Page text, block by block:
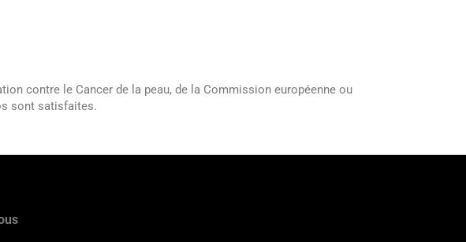
contre le Cancer de la peau, de la Commission européenne ou
sont satisfaites.